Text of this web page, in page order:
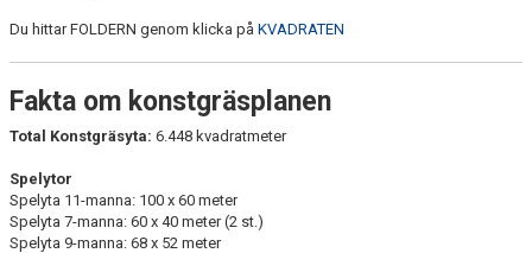
Du hittar FOLDERN genom klicka på KVADRATEN
Fakta om konstgräsplanen
Total Konstgräsyta: 6.448 kvadratmeter
Spelytor
Spelyta 11-manna: 100 x 60 meter
Spelyta 7-manna: 60 x 40 meter (2 st.)
Spelyta 9-manna: 68 x 52 meter